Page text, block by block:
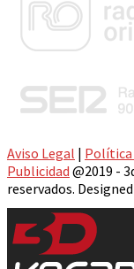
Aviso Legal | Política
Publicidad @2019 -
reservados.